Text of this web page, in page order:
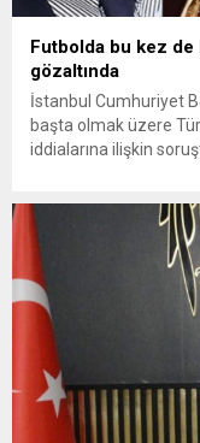
Futbolda bu kez de
gözaltında
İstanbul Cumhuriyet
başta olmak üzere
iddialarına ilişkin
bulunduğu 4 kritik isim
örgütüne yardım ve
suçlanıyor....